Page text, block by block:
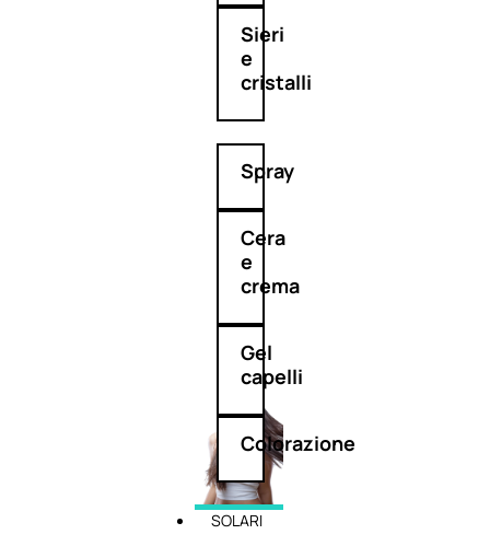
Sieri
e
cristalli
Spray
Cera
e
crema
Gel
capelli
Colorazione
SOLARI